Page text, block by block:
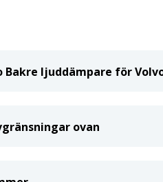
ljuddämpare för
ovan